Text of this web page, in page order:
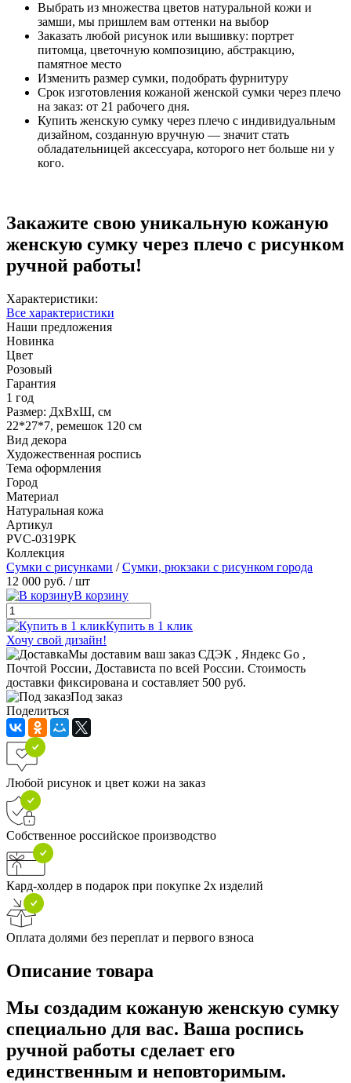
Выбрать из множества цветов натуральной кожи и
замши, мы пришлем вам оттенки на выбор
Заказать любой рисунок или вышивку: портрет
питомца, цветочную композицию, абстракцию,
памятное место
Изменить размер сумки, подобрать фурнитуру
Срок изготовления кожаной женской сумки через плечо
на заказ: от 21 рабочего дня.
Купить женскую сумку через плечо с индивидуальным
дизайном, созданную вручную — значит стать
обладательницей аксессуара, которого нет больше ни у
кого.
Закажите свою уникальную кожаную
женскую сумку через плечо с рисунком
ручной работы!
Характеристики:
Все характеристики
Наши предложения
Новинка
Цвет
Розовый
Гарантия
1 год
Размер: ДхВхШ, см
22*27*7, ремешок 120 см
Вид декора
Художественная роспись
Тема оформления
Город
Материал
Натуральная кожа
Артикул
PVC-0319PK
Коллекция
Сумки с рисунками /Сумки, рюкзаки с рисунком города
12 000 руб. / шт
В корзину
Купить в 1 клик
Хочу свой дизайн!
Мы доставим ваш заказ СДЭК , Яндекс Go ,
Почтой России, Достависта по всей России. Стоимость
доставки фиксирована и составляет 500 руб.
Под заказ
Поделиться
Любой рисунок и цвет кожи на заказ
Собственное российское производство
Кард-холдер в подарок при покупке 2х изделий
Оплата долями без переплат и первого взноса
Описание товара
Мы создадим кожаную женскую сумку
специально для вас. Ваша роспись
ручной работы сделает его
единственным и неповторимым.